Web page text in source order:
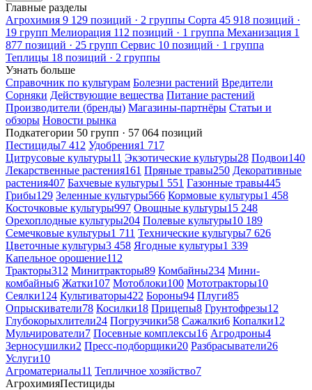
Главные разделы
Агрохимия 9 129 позиций · 2 группы Сорта 45 918 позиций ·
19 групп Мелиорация 112 позиций · 1 группа Механизация 1
877 позиций · 25 групп Сервис 10 позиций · 1 группа
Теплицы 18 позиций · 2 группы
Узнать больше
Справочник по культурам Болезни растений Вредители
Сорняки Действующие вещества Питание растений
Производители (бренды) Магазины-партнёры Статьи и
обзоры Новости рынка
Подкатегории 50 групп · 57 064 позиций
Пестициды7 412 Удобрения1 717
Цитрусовые культуры11 Экзотические культуры28 Подвои140
Лекарственные растения161 Пряные травы250 Декоративные
растения407 Бахчевые культуры1 551 Газонные травы445
Грибы129 Зеленные культуры566 Кормовые культуры1 458
Косточковые культуры997 Овощные культуры15 248
Орехоплодные культуры204 Полевые культуры10 189
Семечковые культуры1 711 Технические культуры7 626
Цветочные культуры3 458 Ягодные культуры1 339
Капельное орошение112
Тракторы312 Минитракторы89 Комбайны234 Мини-
комбайны6 Жатки107 Мотоблоки100 Мототракторы10
Сеялки124 Культиваторы422 Бороны94 Плуги85
Опрыскиватели78 Косилки18 Прицепы8 Грунтофрезы12
Глубокорыхлители24 Погрузчики58 Сажалки6 Копалки12
Мульчирователи7 Посевные комплексы16 Агродроны4
Зерносушилки2 Пресс-подборщики20 Разбрасыватели26
Услуги10
Агроматериалы11 Тепличное хозяйство7
АгрохимияПестициды